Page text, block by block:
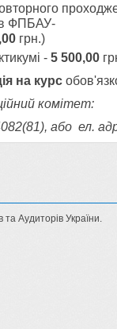
ФПБАУ-
грн.)
- 5 500,00
на курс
комітет:
або ел.
Аудиторів України.